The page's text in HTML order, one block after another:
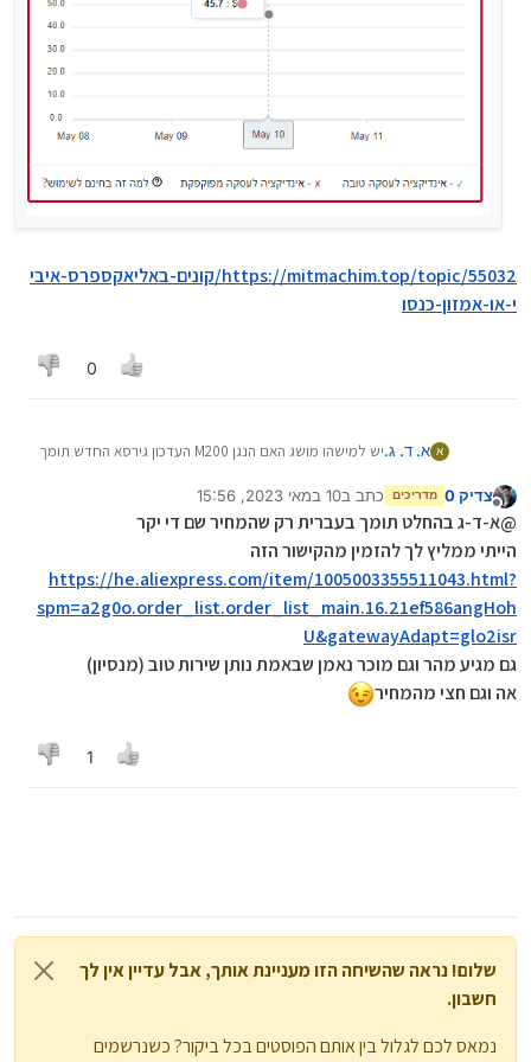
https://mitmachim.top/topic/55032/קונים-באליאקספרס-איבי
י-או-אמזון-כנסו
0
א א. ד. ג.
יש למישהו מושג האם הנגן M200 העדכון גירסא החדש תומך
מצורף קישור מאלי אקספרס
https://he.aliexpress.com/item/1005003408958083.h
spm=a2g0o.productlist.main.3.50c7n7P7n7P73I&algo
_pvid=844d8ce8-70fc-4ff8-b8c5-
dd52587b458c&algo_exp_id=844d8ce8-70fc-4ff8-
b8c5-dd52587b458c-
1&pdp_npi=3%40dis!ILS!322.29!180.48!!!!!%40211bd7d
616836657124757113d0833!12000028395387142!sea!I
L!4199058548&curPageLogUid=f5JPyX6feW7l
צדיק 0 מדריכים כתב ב10 במאי 2023, 15:56
נערך לאחרונה על ידי צדיק 0
@א-ד-ג בהחלט תומך בעברית רק שהמחיר שם די יקר
הייתי ממליץ לך להזמין מהקישור הזה
https://he.aliexpress.com/item/1005003355511043.html?
spm=a2g0o.order_list.order_list_main.16.21ef586angHoh
U&gatewayAdapt=glo2isr
גם מגיע מהר וגם מוכר נאמן שבאמת נותן שירות טוב (מנסיון)
אה וגם חצי מהמחיר
1
שלום! נראה שהשיחה הזו מעניינת אותך, אבל עדיין אין לך
חשבון.
נמאס לכם לגלול בין אותם הפוסטים בכל ביקור? כשנרשמים